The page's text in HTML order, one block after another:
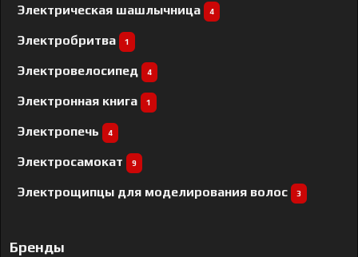
Электрическая шашлычница 4
Электробритва 1
Электровелосипед 4
Электронная книга 1
Электропечь 4
Электросамокат 9
Электрощипцы для моделирования волос 3
Бренды